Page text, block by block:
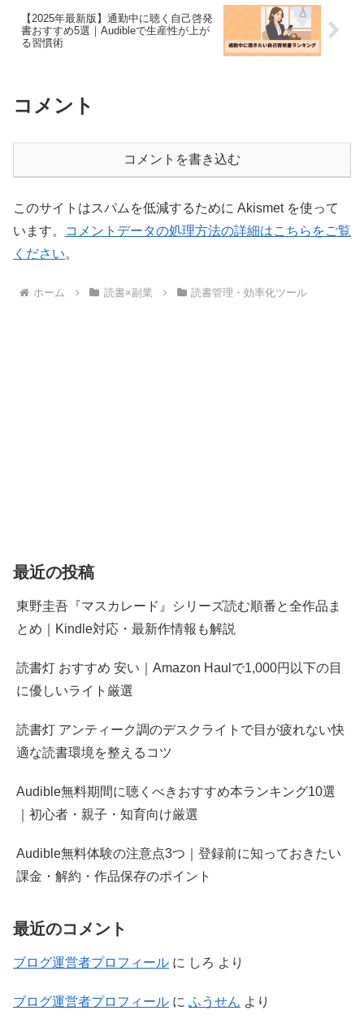
【2025年最新版】通勤中に聴く自己啓発
書おすすめ5選｜Audibleで生産性が上が
る習慣術
コメント
コメントを書き込む
このサイトはスパムを低減するために Akismet を使って
います。
コメントデータの処理方法の詳細はこちらをご覧
ください。
ホーム 読書×副業 読書管理・効率化ツール
最近の投稿
東野圭吾『マスカレード』シリーズ読む順番と全作品ま
とめ｜Kindle対応・最新作情報も解説
読書灯 おすすめ 安い｜Amazon Haulで1,000円以下の目
に優しいライト厳選
読書灯 アンティーク調のデスクライトで目が疲れない快
適な読書環境を整えるコツ
Audible無料期間に聴くべきおすすめ本ランキング10選
｜初心者・親子・知育向け厳選
Audible無料体験の注意点3つ｜登録前に知っておきたい
課金・解約・作品保存のポイント
最近のコメント
ブログ運営者プロフィール に しろ より
ブログ運営者プロフィール に ふうせん より